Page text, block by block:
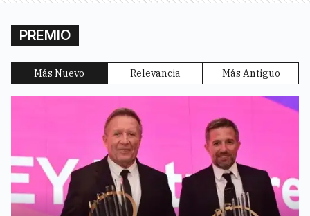
PREMIO
Más Nuevo Relevancia Más Antiguo